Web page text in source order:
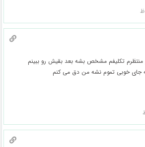
جای خوبی تموم نشه من دق می کنم